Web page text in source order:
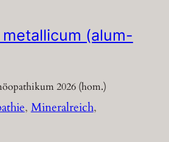
(alum-
2026 (hom.)
, Mineralreich